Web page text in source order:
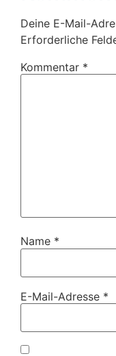
Deine E-Mail-
Erforderliche
Kommentar *
Name *
E-Mail-Adresse *